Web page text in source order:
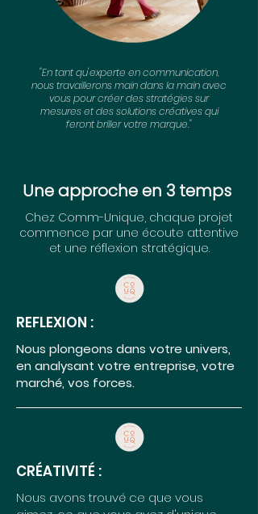
"En tant qu'experte en communication,
nous travaillerons main dans la main avec
vous pour créer des stratégies sur
mesures et des solutions créatives qui
feront briller votre marque."
Une approche en 3 temps
Chez Comm-Unique, chaque projet
commence par une écoute attentive
et une réflexion stratégique.
REFLEXION :
Nous plongeons dans votre univers,
en analysant votre entreprise, votre
marché, vos forces.
CRÉATIVITÉ :
Nous avons trouvé ce que vous